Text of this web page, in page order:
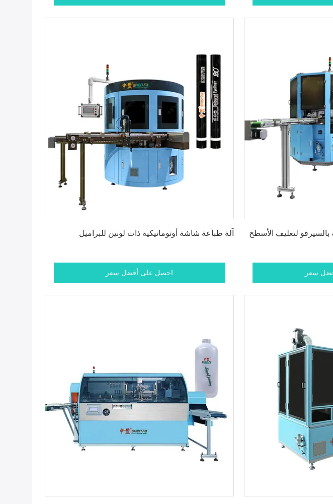
بالسيرفو لتغليف الأسطح
سعر
آلة طباعة شاشة أوتوماتيكية ذات لونين للبراميل
احصل على أفضل سعر